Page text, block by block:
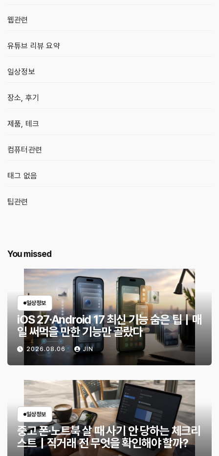
웹관련
유튜브 리뷰 요약
일상정보
장소, 후기
제품, 테크
컴퓨터관련
태그 없음
팁관련
You missed
일상정보
iOS 27·Android 17 최신 기능 숨은 팁｜매
일 써먹을 만한 기능만 골랐다
2026.08.06 JIN
일상정보
중고 폰·노트북 살 때 사기 안 당하는 체크리
스트｜직거래 전 무엇을 확인해야 할까?